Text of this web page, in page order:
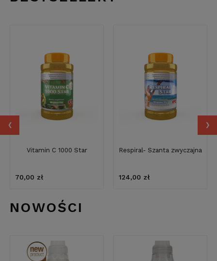
Vitamin C 1000 Star
70,00 zł
Respiral- Szanta zwyczajna
124,00 zł
‹ ›
NOWOŚCI